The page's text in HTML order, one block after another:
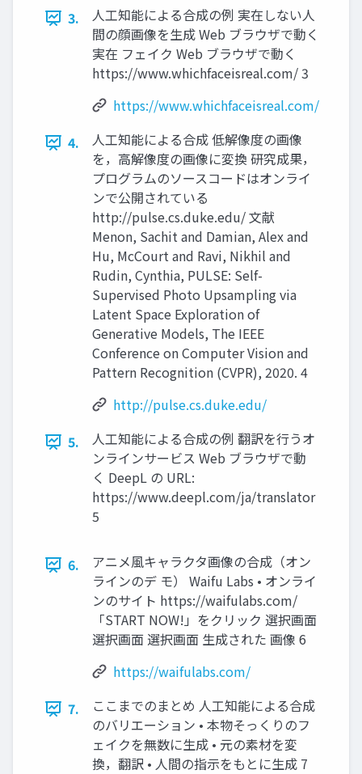
3.
人工知能による合成の例 実在しない人
間の顔画像を生成 Web ブラウザで動く
実在 フェイク Web ブラウザで動く
https://www.whichfaceisreal.com/ 3
https://www.whichfaceisreal.com/
4.
人工知能による合成 低解像度の画像
を，高解像度の画像に変換 研究成果，
プログラムのソースコードはオンライ
ンで公開されている
http://pulse.cs.duke.edu/ 文献
Menon, Sachit and Damian, Alex and
Hu, McCourt and Ravi, Nikhil and
Rudin, Cynthia, PULSE: Self-
Supervised Photo Upsampling via
Latent Space Exploration of
Generative Models, The IEEE
Conference on Computer Vision and
Pattern Recognition (CVPR), 2020. 4
http://pulse.cs.duke.edu/
5.
人工知能による合成の例 翻訳を行うオ
ンラインサービス Web ブラウザで動
く DeepL の URL:
https://www.deepl.com/ja/translator
5
6.
アニメ風キャラクタ画像の合成（オン
ラインのデ モ） Waifu Labs • オンライ
ンのサイト https://waifulabs.com/
「START NOW!」をクリック 選択画面
選択画面 選択画面 生成された 画像 6
https://waifulabs.com/
7.
ここまでのまとめ 人工知能による合成
のバリエーション • 本物そっくりのフ
ェイクを無数に生成 • 元の素材を変
換，翻訳 • 人間の指示をもとに生成 7